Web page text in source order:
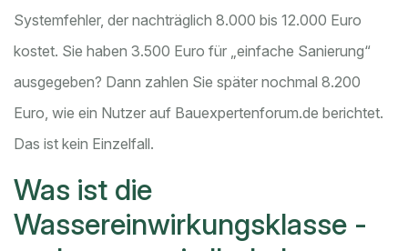
Systemfehler, der nachträglich 8.000 bis 12.000 Euro
kostet. Sie haben 3.500 Euro für „einfache Sanierung“
ausgegeben? Dann zahlen Sie später nochmal 8.200
Euro, wie ein Nutzer auf Bauexpertenforum.de berichtet.
Das ist kein Einzelfall.
Was ist die
Wassereinwirkungsklasse -